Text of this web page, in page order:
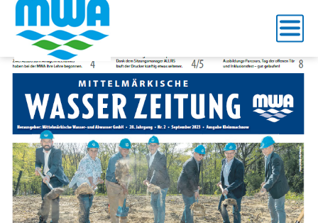
WZ_Titel_2023_2_Webseite